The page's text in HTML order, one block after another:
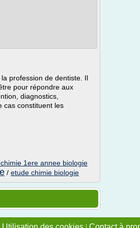
profession de dentiste. Il
pour répondre aux
diagnostics,
cas constituent les
1ere annee biologie
/ etude chimie biologie